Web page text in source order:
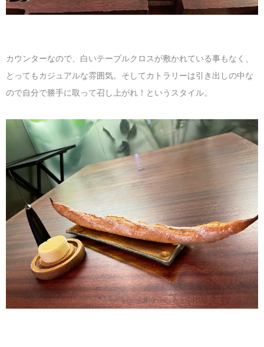
カウンターなので、白いテーブルクロスが敷かれている事もなく、
とってもカジュアルな雰囲気。そしてカトラリーは引き出しの中な
ので自分で勝手に取って召し上がれ！というスタイル。